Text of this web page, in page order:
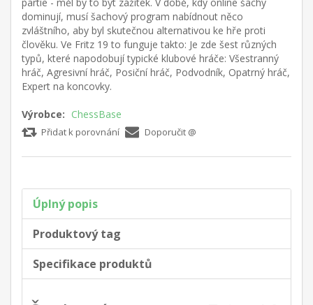
dominují, musí šachový program nabídnout něco
zvláštního, aby byl skutečnou alternativou ke hře proti
člověku. Ve Fritz 19 to funguje takto: Je zde šest různých
typů, které napodobují typické klubové hráče: Všestranný
hráč, Agresivní hráč, Posiční hráč, Podvodník, Opatrný hráč,
Expert na koncovky.
Výrobce: ChessBase
Přidat k porovnání Doporučit @
Úplný popis
Produktový tag
Specifikace produktů